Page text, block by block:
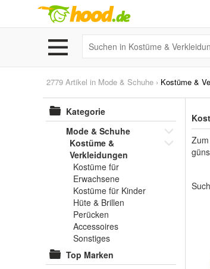
2779 Artikel in Mode & Schuhe › Kostüme &
Kategorie
Mode & Schuhe
Kostüme &
Verkleidungen
Kostüme für
Erwachsene
Kostüme für Kinder
Hüte & Brillen
Perücken
Accessoires
Sonstiges
Top Marken